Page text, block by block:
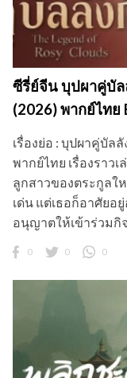
ซีรี่ย์จีน บุปผาคู่บัล
(2026) พากย์ไทย
เรื่องย่อ : บุปผาคู่บัลลั
พากย์ไทย เรื่องราว
ลูกสาวของตระกูล
เด่น แต่เธอก็อาศัยอ
อนุญาตให้เข้าร่วมกิ
0 0 0